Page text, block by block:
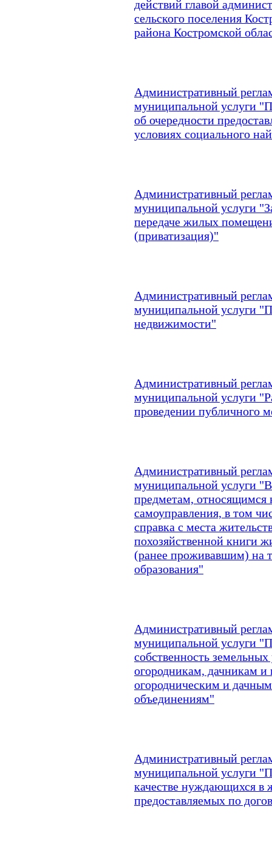
действий главой
сельского поселения
района Костромской
Административный
муниципальной услуги
об очередности
условиях социального
Административный
муниципальной услуги
передаче жилых
(приватизация)"
Административный
муниципальной услуги
недвижимости"
Административный
муниципальной услуги
проведении публичного
Административный
муниципальной услуги
предметам, относящимся
самоуправления, в том
справка с места
похозяйственной книги
(ранее проживавшим) на
образования"
Административный
муниципальной услуги
собственность земельных
огородникам, дачникам и
огородническим и
объединениям"
Административный
муниципальной услуги
качестве нуждающихся
предоставляемых по